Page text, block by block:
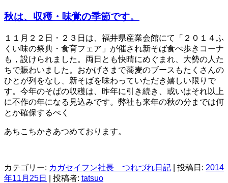
秋は、収穫・味覚の季節です。
１１月２２日・２３日は、福井県産業会館にて「２０１４ふ
くい味の祭典・食育フェア」が催され新そば食べ歩きコーナ
も，設けられました。両日とも快晴にめぐまれ、大勢の人た
ちで賑わいました。おかげさまで蕎麦のブースもたくさんの
ひとが列をなし、新そばを味わっていただき嬉しい限りで
す。今年のそばの収穫は、昨年に引き続き、或いはそれ以上
に不作の年になる見込みです。弊社も来年の秋の分までは何
とか確保するべく
あちこちかきあつめております。
カテゴリー: カガセイフン社長 つれづれ日記 | 投稿日: 2014
年11月25日
投稿者: tatsuo